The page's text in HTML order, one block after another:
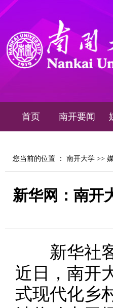
首页 南开要闻
您当前的位置 ： 南开大学 >>
新华网：南开
新华社客
近日，南开
式现代化乡